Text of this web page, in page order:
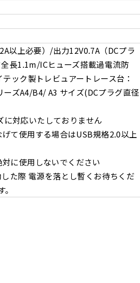
以上必要）/出力12V0.7A （DCプラ
長1.1m/ICヒューズ搭載過電流防
ック製トレビュアートレース台：
ズA4/B4/ A3 サイズ(DCプラグ直径
対応いたしておりません
て使用する場合はUSB規格2.0以上
に使用しないでください
た際 電源を落とし暫くお待ちくだ